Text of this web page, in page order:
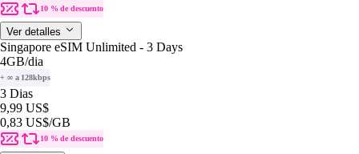
10 % de descuento
Ver detalles
Singapore eSIM Unlimited - 3 Days
4GB/dia
+ ∞ a 128kbps
3 Dias
9,99 US$
0,83 US$/GB
10 % de descuento